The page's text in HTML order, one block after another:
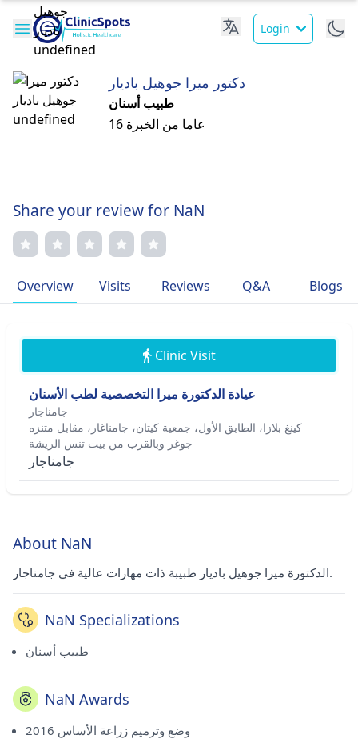
Login
دكتور ميرا جوهيل باديار
طبيب أسنان
16 عاما من الخبرة
Share your review for NaN
Overview Visits Reviews Q&A Blogs
Clinic Visit
عيادة الدكتورة ميرا التخصصية لطب الأسنان
جامناجار
كينغ بلازا، الطابق الأول، جمعية كيتان، جامناغار، مقابل متنزه
جوغر وبالقرب من بيت تنس الريشة
جامناجار
About NaN
الدكتورة ميرا جوهيل باديار طبيبة ذات مهارات عالية في جامناجار.
NaN Specializations
طبيب أسنان
NaN Awards
وضع وترميم زراعة الأساس 2016